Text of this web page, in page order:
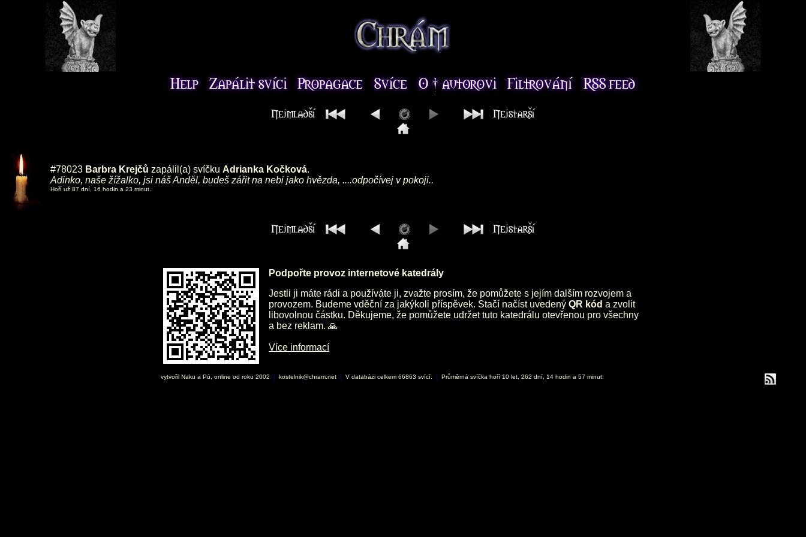
#78023 Barbra Krejčů zapálil(a) svíčku Adrianka Kočková.
Adinko, naše žížalko, jsi náš Anděl, budeš zářit na nebi jako hvězda, ....odpočívej v pokoji..
Hoří už 87 dní, 16 hodin a 23 minut.
Podpořte provoz internetové katedrály
Jestli ji máte rádi a používáte ji, zvažte prosím, že pomůžete s jejím dalším rozvojem a
provozem. Budeme vděční za jakýkoli příspěvek. Stačí načíst uvedený QR kód a zvolit
libovolnou částku. Děkujeme, že pomůžete udržet tuto katedrálu otevřenou pro všechny
a bez reklam. 🙏
Více informací
vytvořil Naku a Pú, online od roku 2002 | kostelnik@chram.net | V databázi celkem 66863 svící. | Průměrná svíčka hoří 10 let, 262 dní, 14 hodin a 57 minut.